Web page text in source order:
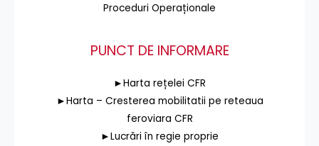
Proceduri Operaționale
PUNCT DE INFORMARE
►Harta rețelei CFR
►Harta – Cresterea mobilitatii pe reteaua
feroviara CFR
►Lucrări în regie proprie